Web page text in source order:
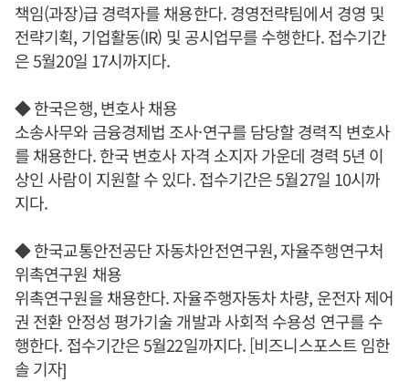
책임(과장)급 경력자를 채용한다. 경영전략팀에서 경영 및
전략기획, 기업활동(IR) 및 공시업무를 수행한다. 접수기간
은 5월20일 17시까지다.
◆ 한국은행, 변호사 채용
소송사무와 금융경제법 조사·연구를 담당할 경력직 변호사
를 채용한다. 한국 변호사 자격 소지자 가운데 경력 5년 이
상인 사람이 지원할 수 있다. 접수기간은 5월27일 10시까
지다.
◆ 한국교통안전공단 자동차안전연구원, 자율주행연구처
위촉연구원 채용
위촉연구원을 채용한다. 자율주행자동차 차량, 운전자 제어
권 전환 안정성 평가기술 개발과 사회적 수용성 연구를 수
행한다. 접수기간은 5월22일까지다. [비즈니스포스트 임한
솔 기자]